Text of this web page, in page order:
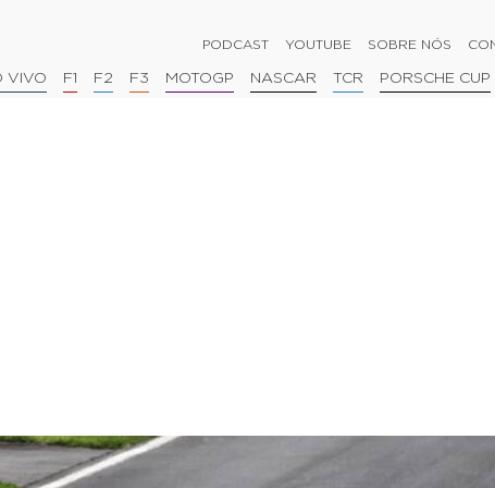
PODCAST YOUTUBE SOBRE NÓS
VIVO F1 F2 F3 MOTOGP NASCAR TCR PORSCHE CUP